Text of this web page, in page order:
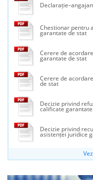
Chestionar pentru
garantate de stat
Cerere de
garantate de stat
Cerere de
de stat
Decizie privind
calificate
Decizie privind
asistenței juridice